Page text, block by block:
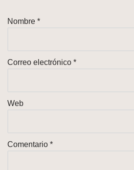
Nombre *
Correo electrónico *
Web
Comentario *